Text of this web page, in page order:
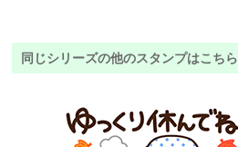
同じシリーズの他のスタンプはこちら